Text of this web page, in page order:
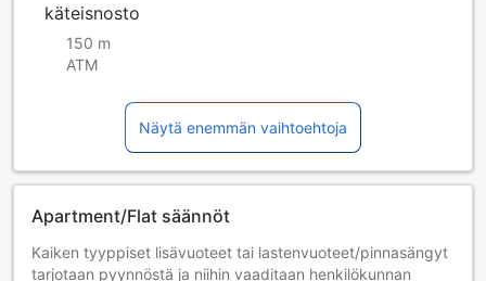
käteisnosto
150 m
ATM
Näytä enemmän vaihtoehtoja
Apartment/Flat säännöt
Kaiken tyyppiset lisävuoteet tai lastenvuoteet/pinnasängyt
tarjotaan pyynnöstä ja niihin vaaditaan henkilökunnan